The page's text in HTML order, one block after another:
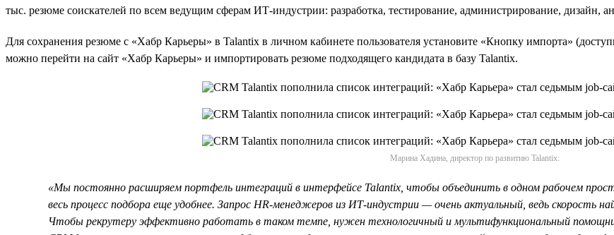
тыс. резюме соискателей по всем ведущим сферам ИТ-индустрии: разработка, тестирование, администрирование, дизайн,
Для сохранения резюме с «Хабр Карьеры» в Talantix в личном кабинете пользователя установите «Кнопку импорта»
можно перейти на сайт «Хабр Карьеры» и импортировать резюме подходящего кандидата в базу Talantix.
Марина Хадина, директор по развитию Talantix:
«Мы постоянно расширяем портфель интеграций в интерфейсе Talantiх, чтобы объединить в одном рабочем
весь процесс подбора еще удобнее. Запрос HR-менеджеров из ИТ-индустрии — очень актуальный, ведь скорость
Чтобы рекрутеру эффективно работать в таком темпе, нужен технологичный и мультифункциональный